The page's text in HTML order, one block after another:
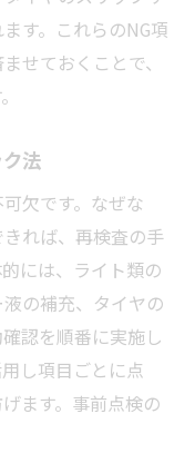
す。これらのNG項
せておくことで、
法
欠です。なぜな
れば、再検査の手
には、ライト類の
の補充、タイヤの
認を順番に実施し
し項目ごとに点
ます。事前点検の